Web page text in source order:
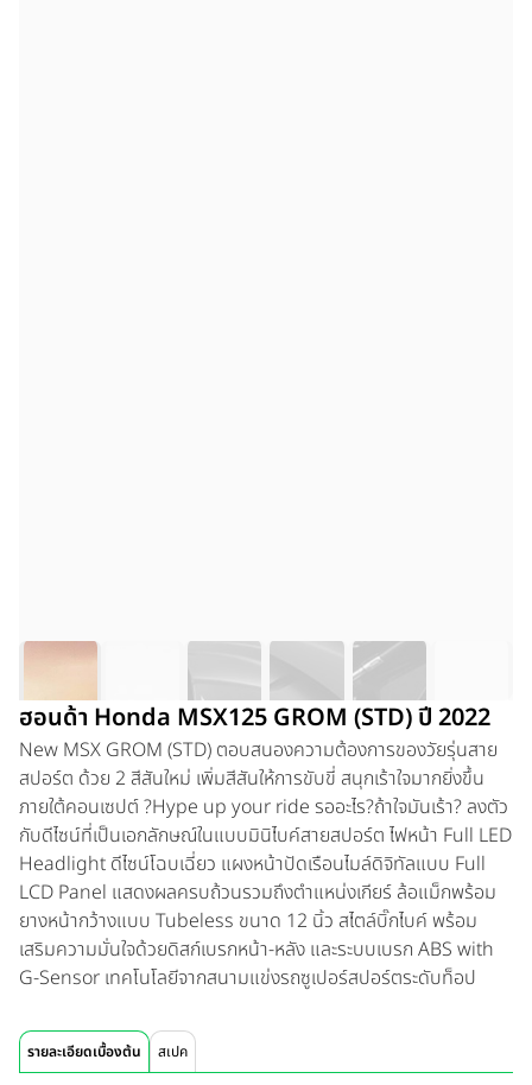
ฮอนด้า Honda MSX125 GROM (STD) ปี 2022
New MSX GROM (STD) ตอบสนองความต้องการของวัยรุ่นสาย
สปอร์ต ด้วย 2 สีสันใหม่ เพิ่มสีสันให้การขับขี่ สนุกเร้าใจมากยิ่งขึ้น
ภายใต้คอนเซปต์ ?Hype up your ride รออะไร?ถ้าใจมันเร้า? ลงตัว
กับดีไซน์ที่เป็นเอกลักษณ์ในแบบมินิไบค์สายสปอร์ต ไฟหน้า Full LED
Headlight ดีไซน์โฉบเฉี่ยว แผงหน้าปัดเรือนไมล์ดิจิทัลแบบ Full
LCD Panel แสดงผลครบถ้วนรวมถึงตำแหน่งเกียร์ ล้อแม็กพร้อม
ยางหน้ากว้างแบบ Tubeless ขนาด 12 นิ้ว สไตล์บิ๊กไบค์ พร้อม
เสริมความมั่นใจด้วยดิสก์เบรกหน้า-หลัง และระบบเบรก ABS with
G-Sensor เทคโนโลยีจากสนามแข่งรถซูเปอร์สปอร์ตระดับท็อป
รายละเอียดเบื้องต้น สเปค